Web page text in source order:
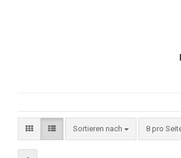
Sortieren nach 8 pro